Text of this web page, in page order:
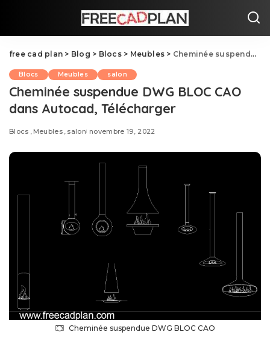
free cad plan > Blog > Blocs> Meubles > Cheminée suspendue DWG BLOC CAO dans Autocad, Télécharger
Blocs Meubles salon
Cheminée suspendue DWG BLOC CAO
dans Autocad, Télécharger
Blocs Meubles salon novembre 19, 2022
Cheminée suspendue DWG BLOC CAO